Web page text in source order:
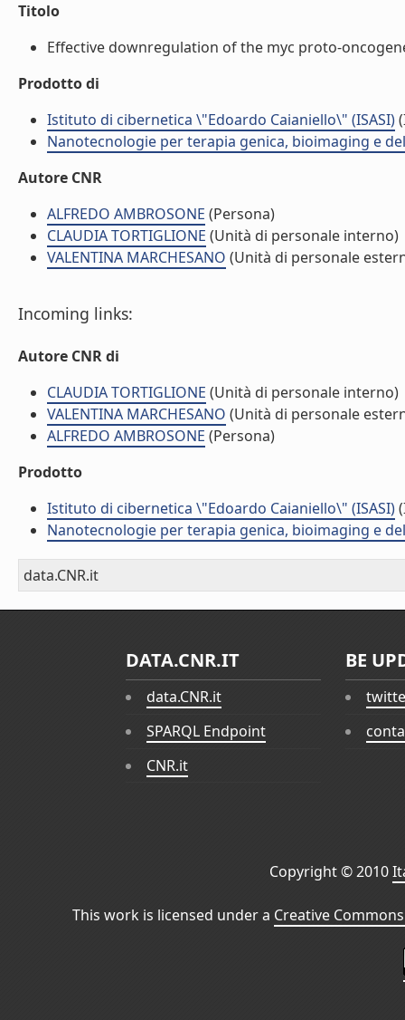
Titolo
Effective downregulation of the myc proto-
Prodotto di
Istituto di cibernetica \"Edoardo Caianiello\" (ISASI)
Nanotecnologie per terapia genica, bioimaging e
Autore CNR
ALFREDO AMBROSONE (Persona)
CLAUDIA TORTIGLIONE (Unità di personale interno)
VALENTINA MARCHESANO (Unità di personale
Incoming links:
Autore CNR di
CLAUDIA TORTIGLIONE (Unità di personale interno)
VALENTINA MARCHESANO (Unità di personale
ALFREDO AMBROSONE (Persona)
Prodotto
Istituto di cibernetica \"Edoardo Caianiello\" (ISASI)
Nanotecnologie per terapia genica, bioimaging e
data.CNR.it
DATA.CNR.IT
data.CNR.it
SPARQL Endpoint
CNR.it
BE
Copyright © 2010
This work is licensed under a Creative